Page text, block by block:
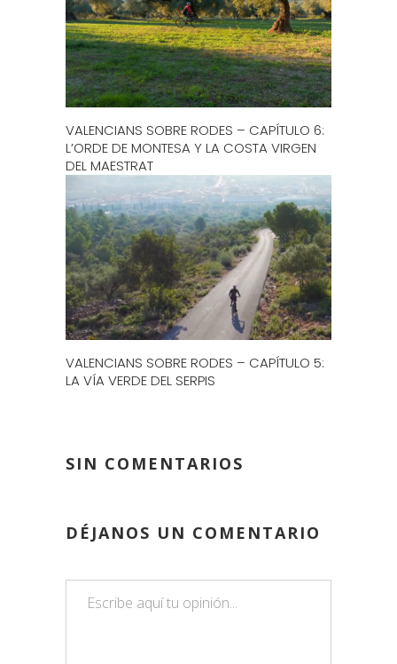
VALENCIANS SOBRE RODES – CAPÍTULO 6:
L’ORDE DE MONTESA Y LA COSTA VIRGEN
DEL MAESTRAT
VALENCIANS SOBRE RODES – CAPÍTULO 5:
LA VÍA VERDE DEL SERPIS
SIN COMENTARIOS
DÉJANOS UN COMENTARIO